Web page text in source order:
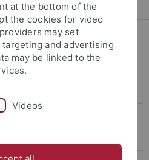
at the bottom of the
the cookies for video
may set
and advertising
may be linked to the
Videos